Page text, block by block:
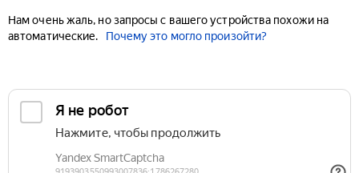
Нам очень жаль, но запросы с вашего устройства похожи на
автоматические.
Почему это могло произойти?